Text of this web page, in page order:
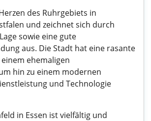
des Ruhrgebiets in
und zeichnet sich durch
sowie eine gute
aus. Die Stadt hat eine rasante
ehemaligen
hin zu einem modernen
und Technologie
in Essen ist vielfältig und